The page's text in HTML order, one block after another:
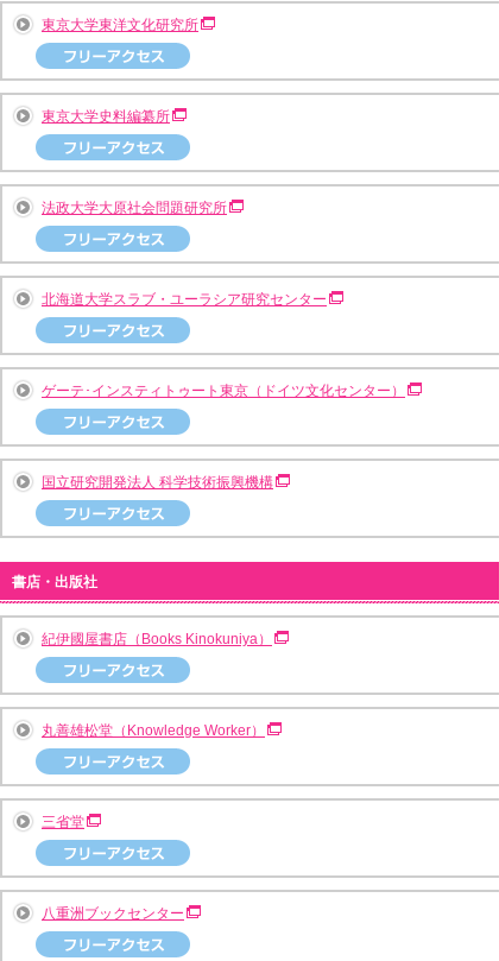
東京大学東洋文化研究所
東京大学史料編纂所
法政大学大原社会問題研究所
北海道大学スラブ・ユーラシア研究センター
ゲーテ･インスティトゥート東京（ドイツ文化センター）
国立研究開発法人 科学技術振興機構
書店・出版社
紀伊國屋書店（Books Kinokuniya）
丸善雄松堂（Knowledge Worker）
三省堂
八重洲ブックセンター